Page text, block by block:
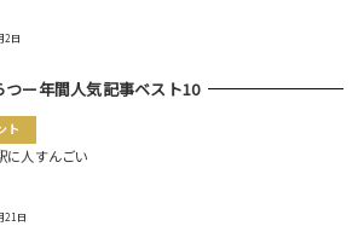
2日
つー年間人気記事ベスト10
ト
に人すんごい
21日